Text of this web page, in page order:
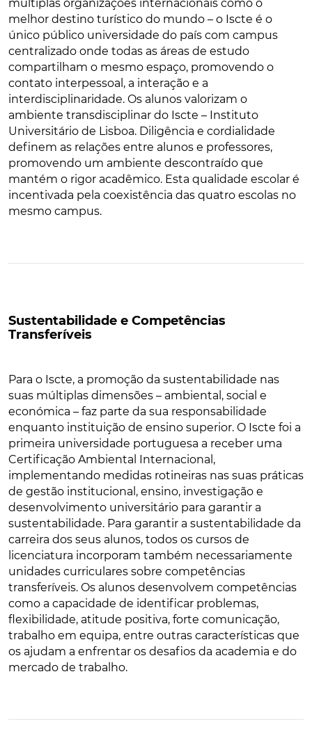
múltiplas organizações internacionais como o
melhor destino turístico do mundo – o Iscte é o
único público universidade do país com campus
centralizado onde todas as áreas de estudo
compartilham o mesmo espaço, promovendo o
contato interpessoal, a interação e a
interdisciplinaridade. Os alunos valorizam o
ambiente transdisciplinar do Iscte – Instituto
Universitário de Lisboa. Diligência e cordialidade
definem as relações entre alunos e professores,
promovendo um ambiente descontraído que
mantém o rigor acadêmico. Esta qualidade escolar é
incentivada pela coexistência das quatro escolas no
mesmo campus.
Sustentabilidade e Competências
Transferíveis
Para o Iscte, a promoção da sustentabilidade nas
suas múltiplas dimensões – ambiental, social e
económica – faz parte da sua responsabilidade
enquanto instituição de ensino superior. O Iscte foi a
primeira universidade portuguesa a receber uma
Certificação Ambiental Internacional,
implementando medidas rotineiras nas suas práticas
de gestão institucional, ensino, investigação e
desenvolvimento universitário para garantir a
sustentabilidade. Para garantir a sustentabilidade da
carreira dos seus alunos, todos os cursos de
licenciatura incorporam também necessariamente
unidades curriculares sobre competências
transferíveis. Os alunos desenvolvem competências
como a capacidade de identificar problemas,
flexibilidade, atitude positiva, forte comunicação,
trabalho em equipa, entre outras características que
os ajudam a enfrentar os desafios da academia e do
mercado de trabalho.